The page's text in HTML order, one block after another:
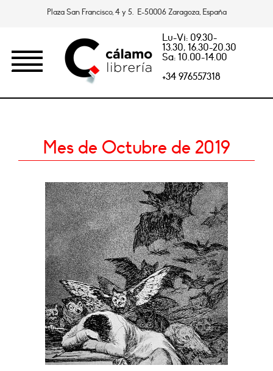
Plaza San Francisco, 4 y 5. E-50006 Zaragoza, España
Lu-Vi: 09.30-
13.30, 16.30-20.30
Sa: 10.00-14.00
+34 976557318
Mes de Octubre de 2019